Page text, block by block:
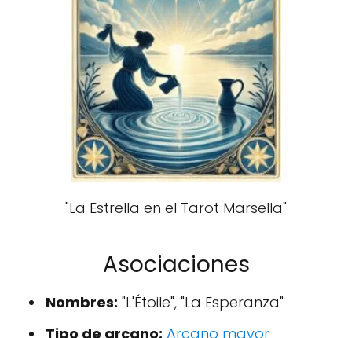
"La Estrella en el Tarot Marsella"
Asociaciones
Nombres: "L'Étoile", "La Esperanza"
Tipo de arcano: Arcano mayor